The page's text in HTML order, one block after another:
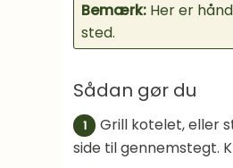
Bemærk: Her er
sted.
Sådan gør du
1
Grill kotelet, eller
side til gennemstegt.